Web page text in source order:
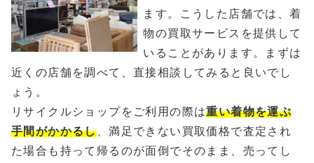
ます。こうした店舗では、着
物の買取サービスを提供して
いることがあります。まずは
近くの店舗を調べて、直接相談してみると良いでし
ょう。
リサイクルショップをご利用の際は重い着物を運ぶ
手間がかかるし、満足できない買取価格で査定され
た場合も持って帰るのが面倒でそのまま、売ってし